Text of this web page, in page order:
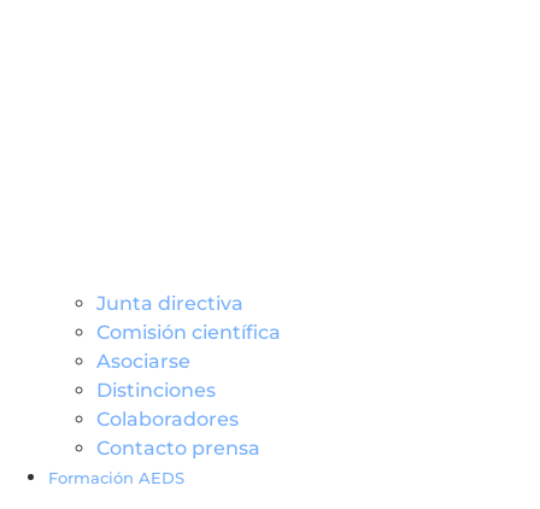
Junta directiva
Comisión científica
Asociarse
Distinciones
Colaboradores
Contacto prensa
Formación AEDS